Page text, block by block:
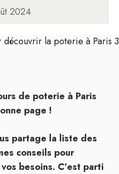
2024
la poterie à Paris 3
de poterie à Paris
page !
partage la liste des
conseils pour
besoins. C’est parti